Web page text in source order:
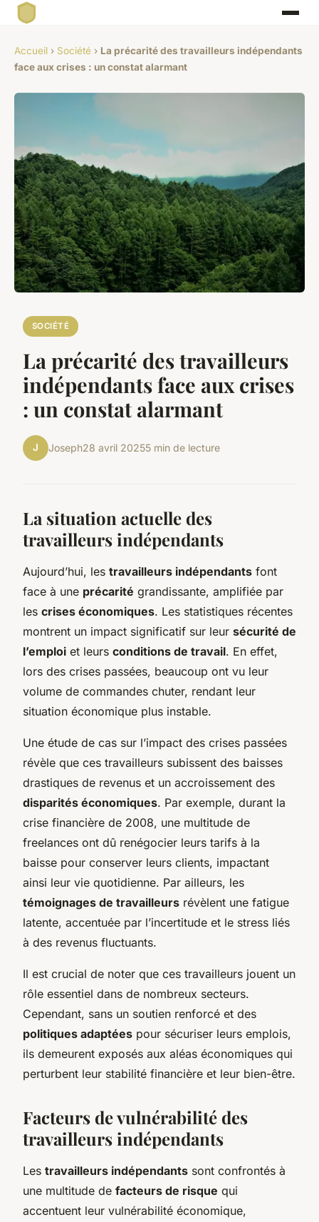
Accueil › Société › La précarité des travailleurs indépendants
face aux crises : un constat alarmant
SOCIÉTÉ
La précarité des travailleurs
indépendants face aux crises
: un constat alarmant
J Joseph28 avril 20255 min de lecture
La situation actuelle des
travailleurs indépendants
Aujourd’hui, les travailleurs indépendants font
face à une précarité grandissante, amplifiée par
les crises économiques. Les statistiques récentes
montrent un impact significatif sur leur sécurité de
l’emploi et leurs conditions de travail. En effet,
lors des crises passées, beaucoup ont vu leur
volume de commandes chuter, rendant leur
situation économique plus instable.
Une étude de cas sur l’impact des crises passées
révèle que ces travailleurs subissent des baisses
drastiques de revenus et un accroissement des
disparités économiques. Par exemple, durant la
crise financière de 2008, une multitude de
freelances ont dû renégocier leurs tarifs à la
baisse pour conserver leurs clients, impactant
ainsi leur vie quotidienne. Par ailleurs, les
témoignages de travailleurs révèlent une fatigue
latente, accentuée par l’incertitude et le stress liés
à des revenus fluctuants.
Il est crucial de noter que ces travailleurs jouent un
rôle essentiel dans de nombreux secteurs.
Cependant, sans un soutien renforcé et des
politiques adaptées pour sécuriser leurs emplois,
ils demeurent exposés aux aléas économiques qui
perturbent leur stabilité financière et leur bien-être.
Facteurs de vulnérabilité des
travailleurs indépendants
Les travailleurs indépendants sont confrontés à
une multitude de facteurs de risque qui
accentuent leur vulnérabilité économique,